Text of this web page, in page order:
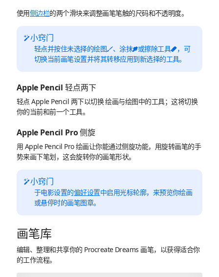
使用侧边栏的两个滑块来调整画笔笔触的尺码和不透明度。
小窍门
轻点并按住未选择的绘图 、涂抹 或擦除工具
，可
切换当前画笔设置并将其转移应用到新选择的工具。
Apple Pencil 轻点两下
轻点 Apple Pencil 两下以切换 绘画与绘图中的工具；这将切换
你的当前和前一个工具。
Apple Pencil Pro 侧旋
用 Apple Pencil Pro 绘画让你能通过侧旋功能，用旋转画笔的手
势来画下笔划，这会旋转你的画笔形状。
小窍门
于电影设置的偏好设置中启用光标轮廓，来预览你绘画
或悬停时的画笔图章。
画笔库
编辑、整理和共享你的 Procreate Dreams 画笔，以获得适合你
的工作流程。